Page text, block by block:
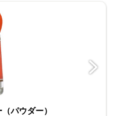
パウダー）